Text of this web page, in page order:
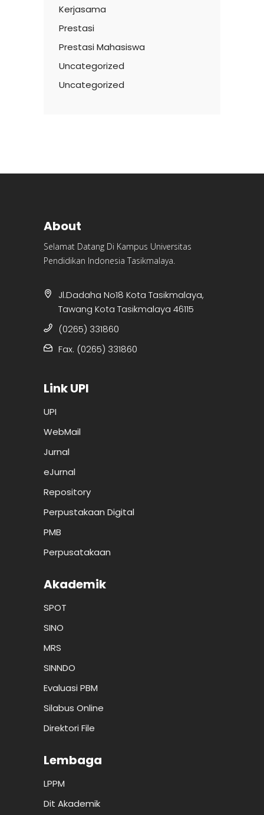
Kerjasama
Prestasi
Prestasi Mahasiswa
Uncategorized
Uncategorized
About
Selamat Datang Di Kampus Universitas
Pendidikan Indonesia Tasikmalaya.
Jl.Dadaha No18 Kota Tasikmalaya,
Tawang Kota Tasikmalaya 46115
(0265) 331860
Fax. (0265) 331860
Link UPI
UPI
WebMail
Jurnal
eJurnal
Repository
Perpustakaan Digital
PMB
Perpusatakaan
Akademik
SPOT
SINO
MRS
SINNDO
Evaluasi PBM
Silabus Online
Direktori File
Lembaga
LPPM
Dit Akademik